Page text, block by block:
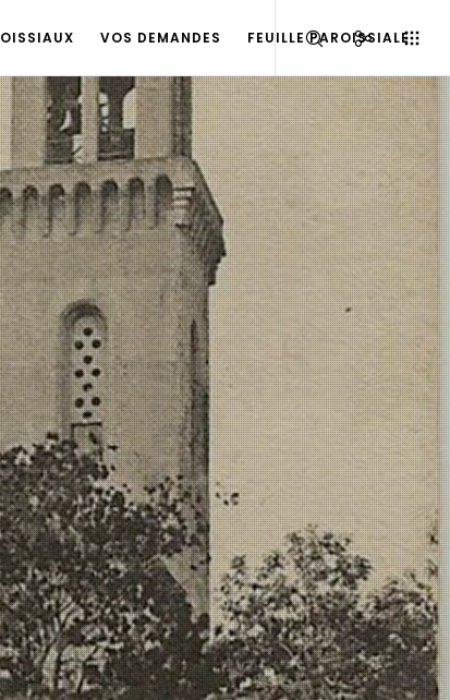
VOS DEMANDES FEUILLE PAROISSIALE